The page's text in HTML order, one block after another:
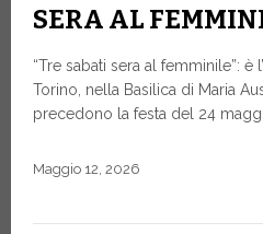
SERA AL
“Tre sabati sera al femminile”: è
Torino, nella Basilica di Maria
precedono la festa del 24
Maggio 12, 2026